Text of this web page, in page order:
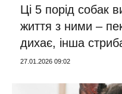
Ці 5 порід собак
життя з ними –
дихає, інша
27.01.2026 09:02